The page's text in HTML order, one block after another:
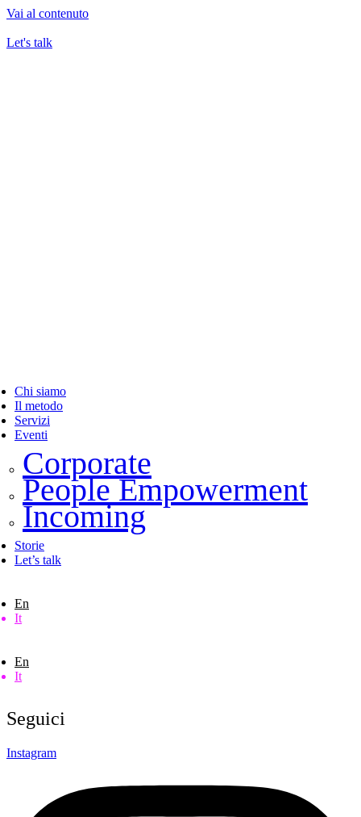
Vai al contenuto
Let's talk
Chi siamo
Il metodo
Servizi
Eventi
Corporate
People Empowerment
Incoming
Storie
Let’s talk
En
It
En
It
Seguici
Instagram